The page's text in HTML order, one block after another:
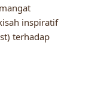
inspiratif
terhadap